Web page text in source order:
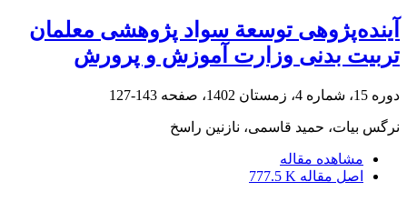
آینده‌پژوهی توسعة سواد پژوهشی معلمان
تربیت ‌بدنی وزارت آموزش ‌و پرورش
دوره 15، شماره 4، زمستان 1402، صفحه 143-127
نرگس بیات، حمید قاسمی، نازنین راسخ
مشاهده مقاله
اصل مقاله 777.5 K